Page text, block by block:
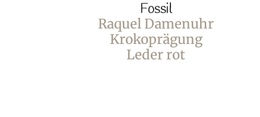
Fossil
Raquel Damenuhr
Krokoprägung
Leder rot